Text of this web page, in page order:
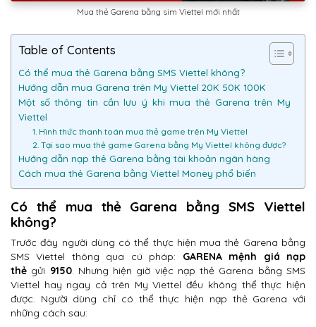
Mua thẻ Garena bằng sim Viettel mới nhất
Table of Contents
Có thể mua thẻ Garena bằng SMS Viettel không?
Hướng dẫn mua Garena trên My Viettel 20K 50K 100K
Một số thông tin cần lưu ý khi mua thẻ Garena trên My
Viettel
1. Hình thức thanh toán mua thẻ game trên My Viettel
2. Tại sao mua thẻ game Garena bằng My Viettel không được?
Hướng dẫn nạp thẻ Garena bằng tài khoản ngân hàng
Cách mua thẻ Garena bằng Viettel Money phổ biến
Có thể mua thẻ Garena bằng SMS Viettel
không?
Trước đây người dùng có thể thực hiện mua thẻ Garena bằng
SMS Viettel thông qua cú pháp: GARENA mệnh giá nạp
thẻ gửi 9150. Nhưng hiện giờ việc nạp thẻ Garena bằng SMS
Viettel hay ngay cả trên My Viettel đều không thể thực hiện
được. Người dùng chỉ có thể thực hiện nạp thẻ Garena với
những cách sau: